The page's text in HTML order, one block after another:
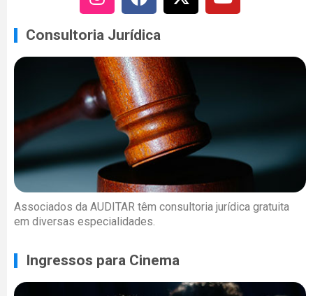
Consultoria Jurídica
Associados da AUDITAR têm consultoria jurídica gratuita
em diversas especialidades.
Ingressos para Cinema